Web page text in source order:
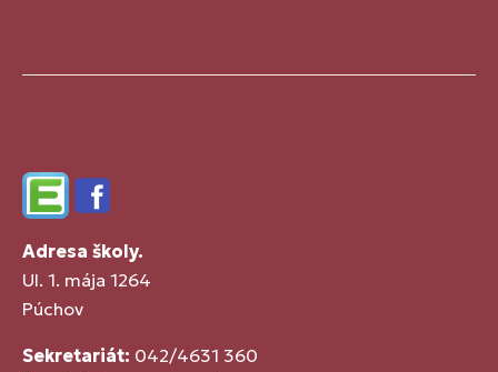
EdupageFacebook
Adresa školy.
Ul. 1. mája 1264
Púchov
Sekretariát: 042/4631 360